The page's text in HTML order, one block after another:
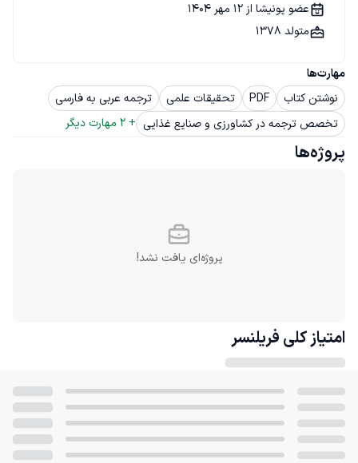
مهارت‌ها
نوشتن کتاب
PDF تحقیقات علمی
ترجمه عربی به فارسی
تخصص ترجمه در کشاورزی و صنایع غذایی +
2 مهارت دیگر
عضو پونیشا از 12 مهر 1404
متولد 1378
پروژه‌ها
پروژه‌ای یافت نشد!
امتیاز کلی فریلنسر